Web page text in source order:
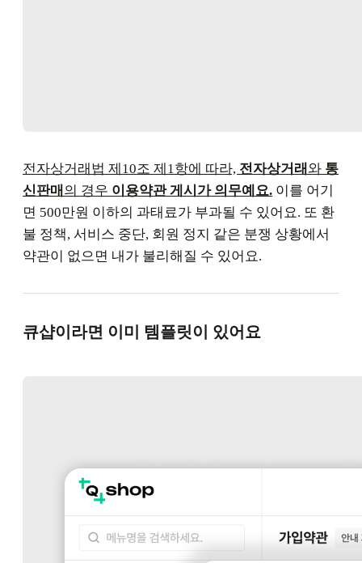
전자상거래법 제10조 제1항에 따라, 전자상거래 와 통
신판매 의 경우 이용약관 게시가 의무예요. 이를 어기
면 500만원 이하의 과태료가 부과될 수 있어요. 또 환
불 정책, 서비스 중단, 회원 정지 같은 분쟁 상황에서
약관이 없으면 내가 불리해질 수 있어요.
큐샵이라면 이미 템플릿이 있어요